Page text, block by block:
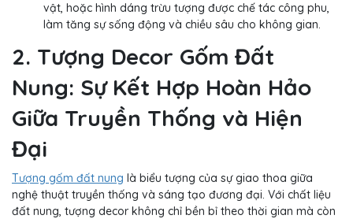
vật, hoặc hình dáng trừu tượng được chế tác công phu,
làm tăng sự sống động và chiều sâu cho không gian.
2. Tượng Decor Gốm Đất
Nung: Sự Kết Hợp Hoàn Hảo
Giữa Truyền Thống và Hiện
Đại
Tượng gốm đất nung là biểu tượng của sự giao thoa giữa
nghệ thuật truyền thống và sáng tạo đương đại. Với chất liệu
đất nung, tượng decor không chỉ bền bỉ theo thời gian mà còn